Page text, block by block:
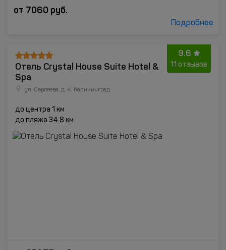
от 7060 руб.
Подробнее
9.6
11 отзывов
Отель Crystal House Suite Hotel &
Spa
ул. Сергеева, д. 4, Калининград
до центра 1 км
до пляжа 34.8 км